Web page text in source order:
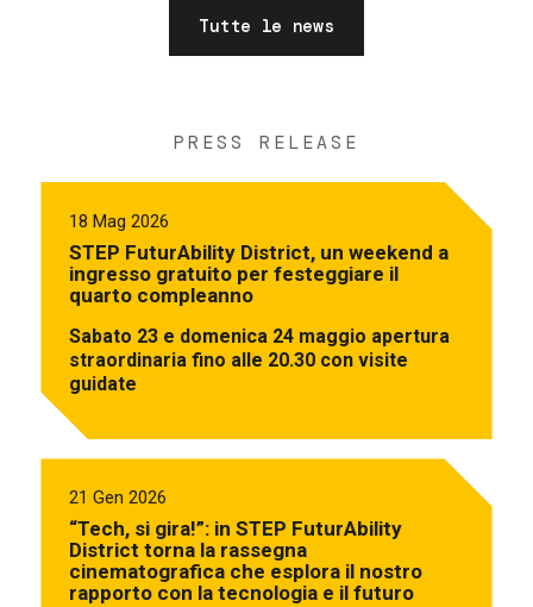
Tutte le news
PRESS RELEASE
18 Mag 2026
STEP FuturAbility District, un weekend a
ingresso gratuito per festeggiare il
quarto compleanno
Sabato 23 e domenica 24 maggio apertura
straordinaria fino alle 20.30 con visite
guidate
21 Gen 2026
“Tech, si gira!”: in STEP FuturAbility
District torna la rassegna
cinematografica che esplora il nostro
rapporto con la tecnologia e il futuro